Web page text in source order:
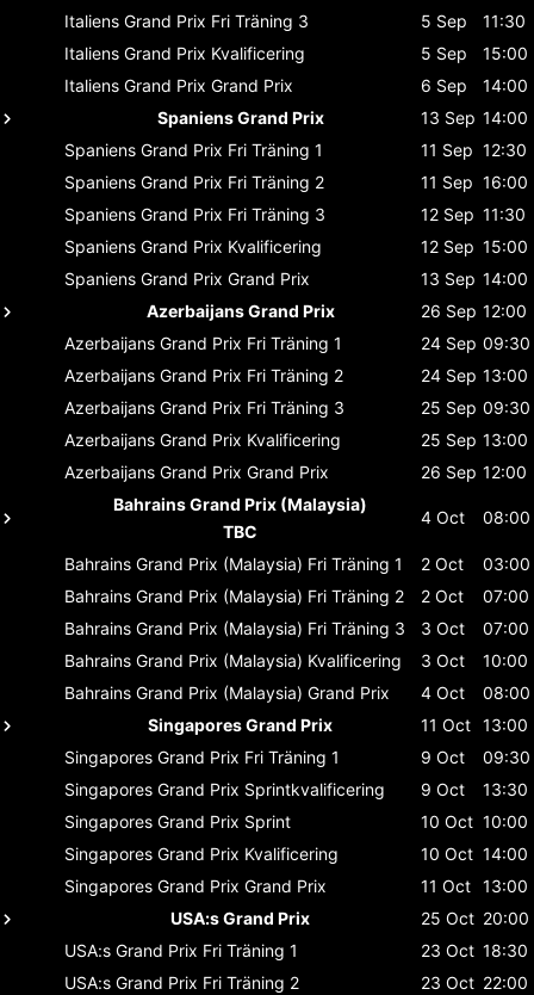
Italiens Grand Prix Fri Träning 3 5 Sep
11:30
Italiens Grand Prix Kvalificering 5 Sep
15:00
Italiens Grand Prix Grand Prix 6 Sep
14:00
Spaniens Grand Prix
13 Sep 14:00
Spaniens Grand Prix Fri Träning 1 11 Sep 12:30
Spaniens Grand Prix Fri Träning 2 11 Sep 16:00
Spaniens Grand Prix Fri Träning 3 12 Sep 11:30
Spaniens Grand Prix Kvalificering 12 Sep 15:00
Spaniens Grand Prix Grand Prix 13 Sep 14:00
Azerbaijans Grand Prix
26 Sep 12:00
Azerbaijans Grand Prix Fri Träning 1 24 Sep 09:30
Azerbaijans Grand Prix Fri Träning 2 24 Sep 13:00
Azerbaijans Grand Prix Fri Träning 3 25 Sep 09:30
Azerbaijans Grand Prix Kvalificering 25 Sep 13:00
Azerbaijans Grand Prix Grand Prix 26 Sep 12:00
Bahrains Grand Prix (Malaysia)
TBC
4 Oct 08:00
Bahrains Grand Prix (Malaysia) Fri Träning 1 2 Oct
03:00
Bahrains Grand Prix (Malaysia) Fri Träning 2 2 Oct
07:00
Bahrains Grand Prix (Malaysia) Fri Träning 3 3 Oct
07:00
Bahrains Grand Prix (Malaysia) Kvalificering 3 Oct
10:00
Bahrains Grand Prix (Malaysia) Grand Prix 4 Oct
08:00
Singapores Grand Prix
11 Oct 13:00
Singapores Grand Prix Fri Träning 1 9 Oct
09:30
Singapores Grand Prix Sprintkvalificering 9 Oct
13:30
Singapores Grand Prix Sprint 10 Oct 10:00
Singapores Grand Prix Kvalificering 10 Oct 14:00
Singapores Grand Prix Grand Prix 11 Oct 13:00
USA:s Grand Prix
25 Oct 20:00
USA:s Grand Prix Fri Träning 1 23 Oct 18:30
USA:s Grand Prix Fri Träning 2 23 Oct 22:00